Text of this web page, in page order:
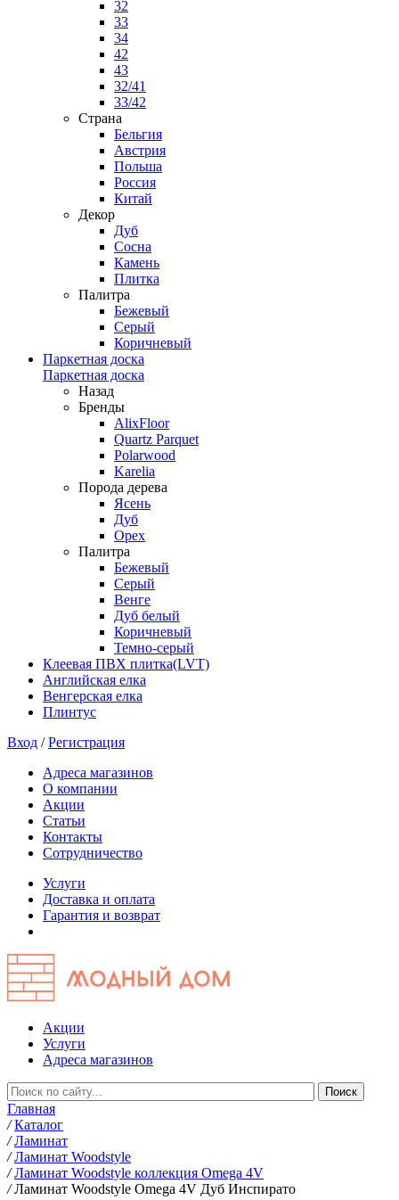
32
33
34
42
43
32/41
33/42
Страна
Бельгия
Австрия
Польша
Россия
Китай
Декор
Дуб
Сосна
Камень
Плитка
Палитра
Бежевый
Серый
Коричневый
Паркетная доска
Паркетная доска
Назад
Бренды
AlixFloor
Quartz Parquet
Polarwood
Karelia
Порода дерева
Ясень
Дуб
Орех
Палитра
Бежевый
Серый
Венге
Дуб белый
Коричневый
Темно-серый
Клеевая ПВХ плитка(LVT)
Английская елка
Венгерская елка
Плинтус
Вход /Регистрация
Адреса магазинов
О компании
Акции
Статьи
Контакты
Сотрудничество
Услуги
Доставка и оплата
Гарантия и возврат
Акции
Услуги
Адреса магазинов
Главная
/ Каталог
/ Ламинат
/ Ламинат Woodstyle
/ Ламинат Woodstyle коллекция Omega 4V
/ Ламинат Woodstyle Omega 4V Дуб Инспирато